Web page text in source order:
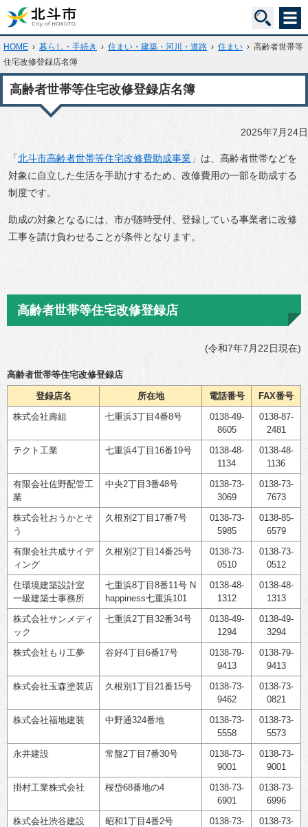
HOME › 暮らし・手続き › 住まい・建築・河川・道路 › 住まい › 高齢者世帯等
住宅改修登録店名簿
高齢者世帯等住宅改修登録店名簿
2025年7月24日
「北斗市高齢者世帯等住宅改修費助成事業 」は、高齢者世帯などを
対象に自立した生活を手助けするため、改修費用の一部を助成する
制度です。
助成の対象となるには、市が随時受付、登録している事業者に改修
工事を請け負わせることが条件となります。
高齢者世帯等住宅改修登録店
(令和7年7月22日現在)
高齢者世帯等住宅改修登録店
登録店名 所在地 電話番号
FAX番号
株式会社壽組
七重浜3丁目4番8号
0138-49-
8605
0138-87-
2481
テクト工業
七重浜4丁目16番19号
0138-48-
1134
0138-48-
1136
有限会社佐野配管工
業
中央2丁目3番48号
0138-73-
3069
0138-73-
7673
株式会社おうかとそ
う
久根別2丁目17番7号
0138-73-
5985
0138-85-
6579
有限会社共成サイデ
ィング
久根別2丁目14番25号
0138-73-
0510
0138-73-
0512
住環境建築設計室
一級建築士事務所
七重浜8丁目8番11号 N
happiness七重浜101
0138-48-
1312
0138-48-
1313
株式会社サンメディ
ック
七重浜2丁目32番34号
0138-49-
1294
0138-49-
3294
株式会社もり工夢
谷好4丁目6番17号
0138-79-
9413
0138-79-
9413
株式会社玉森塗装店
久根別1丁目21番15号
0138-73-
9462
0138-73-
0821
株式会社福地建装
中野通324番地
0138-73-
5558
0138-73-
5573
永井建設
常盤2丁目7番30号
0138-73-
9001
0138-73-
9001
掛村工業株式会社
桜岱68番地の4
0138-73-
6901
0138-73-
6996
株式会社渋谷建設
昭和1丁目4番2号
0138-73-
0138-73-